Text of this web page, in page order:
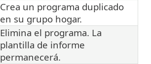
Crea un programa duplicado
en su grupo hogar.
Elimina el programa. La
plantilla de informe
permanecerá.